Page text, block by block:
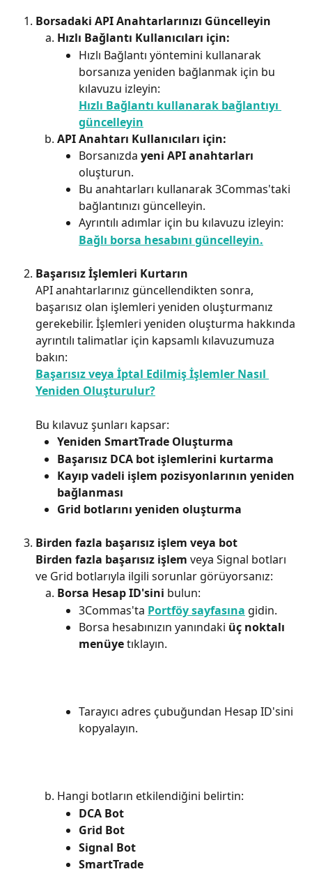
Borsadaki API Anahtarlarınızı Güncelleyin
Hızlı Bağlantı Kullanıcıları için:
Hızlı Bağlantı yöntemini kullanarak
borsanıza yeniden bağlanmak için bu
kılavuzu izleyin:
Hızlı Bağlantı kullanarak bağlantıyı
güncelleyin
API Anahtarı Kullanıcıları için:
Borsanızda yeni API anahtarları
oluşturun.
Bu anahtarları kullanarak 3Commas'taki
bağlantınızı güncelleyin.
Ayrıntılı adımlar için bu kılavuzu izleyin:
Bağlı borsa hesabını güncelleyin.
Başarısız İşlemleri Kurtarın
API anahtarlarınız güncellendikten sonra,
başarısız olan işlemleri yeniden oluşturmanız
gerekebilir. İşlemleri yeniden oluşturma hakkında
ayrıntılı talimatlar için kapsamlı kılavuzumuza
bakın:
Başarısız veya İptal Edilmiş İşlemler Nasıl
Yeniden Oluşturulur?
Bu kılavuz şunları kapsar:
Yeniden SmartTrade Oluşturma
Başarısız DCA bot işlemlerini kurtarma
Kayıp vadeli işlem pozisyonlarının yeniden
bağlanması
Grid botlarını yeniden oluşturma
Birden fazla başarısız işlem veya bot
Birden fazla başarısız işlem veya Signal botları
ve Grid botlarıyla ilgili sorunlar görüyorsanız:
Borsa Hesap ID'sini bulun:
3Commas'ta Portföy sayfasına gidin.
Borsa hesabınızın yanındaki üç noktalı
menüye tıklayın.
Tarayıcı adres çubuğundan Hesap ID'sini
kopyalayın.
Hangi botların etkilendiğini belirtin:
DCA Bot
Grid Bot
Signal Bot
SmartTrade